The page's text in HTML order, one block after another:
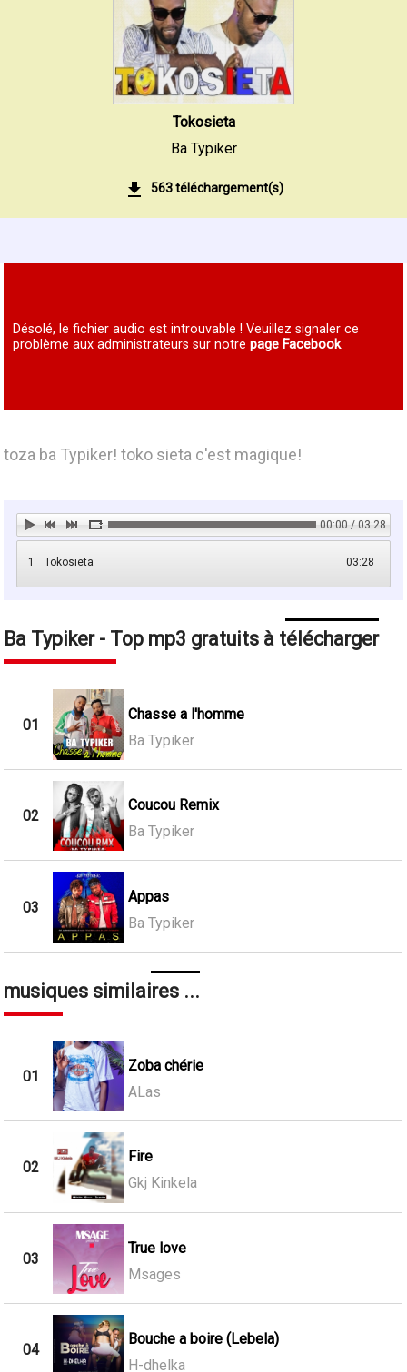
Tokosieta
Ba Typiker
563 téléchargement(s)
Désolé, le fichier audio est introuvable ! Veuillez signaler ce
problème aux administrateurs sur notrepage Facebook
toza ba Typiker! toko sieta c'est magique!
00:00 / 03:28
1 03:28
Tokosieta
Ba Typiker - Top mp3 gratuits à télécharger
01
Chasse a l'homme
Ba Typiker
02
Coucou Remix
Ba Typiker
03
Appas
Ba Typiker
musiques similaires ...
01
Zoba chérie
ALas
02
Fire
Gkj Kinkela
03
True love
Msages
04
Bouche a boire (Lebela)
H-dhelka